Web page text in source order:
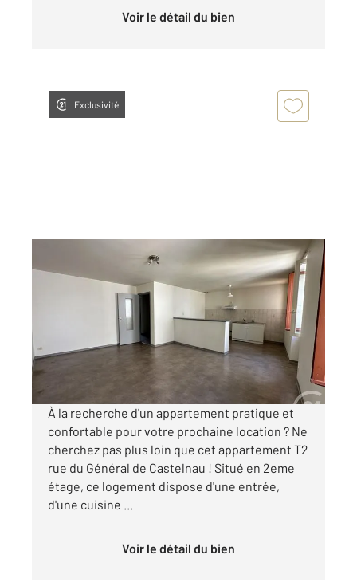
Voir le détail du bien
Exclusivité
50,27 m
, 2 pièces
Appartement F2 à louer
416,17 €
par mois charges comprises
À la recherche d'un appartement pratique et
confortable pour votre prochaine location ? Ne
cherchez pas plus loin que cet appartement T2
rue du Général de Castelnau ! Situé en 2eme
étage, ce logement dispose d'une entrée,
d'une cuisine ...
Voir le détail du bien